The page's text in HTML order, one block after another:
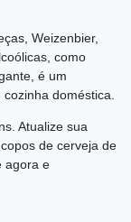
Weizenbier,
como
é um
doméstica.
Atualize sua
de cerveja de
agora e